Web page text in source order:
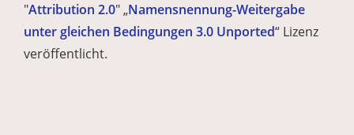
"Attribution 2.0" „Namensnennung-Weitergabe
unter gleichen Bedingungen 3.0 Unported“ Lizenz
veröffentlicht.